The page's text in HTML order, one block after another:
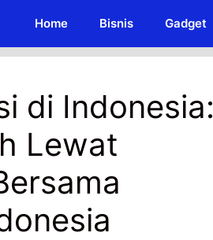
Home Bisnis Gadget
di Indonesia:
Lewat